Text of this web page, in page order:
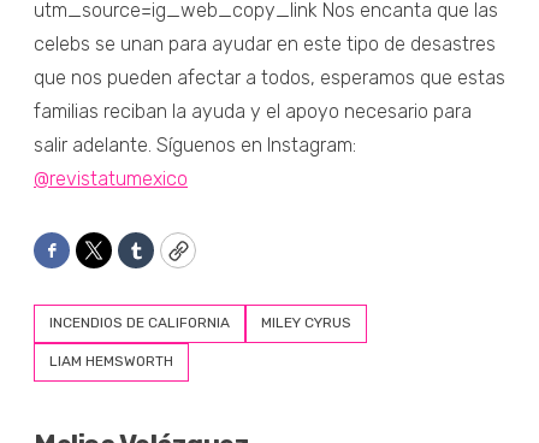
utm_source=ig_web_copy_link Nos encanta que las
celebs se unan para ayudar en este tipo de desastres
que nos pueden afectar a todos, esperamos que estas
familias reciban la ayuda y el apoyo necesario para
salir adelante. Síguenos en Instagram:
@revistatumexico
Facebook
TwitterTumblrCopy
INCENDIOS DE CALIFORNIA MILEY CYRUS
LIAM HEMSWORTH